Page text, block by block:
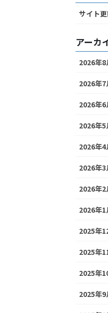
サイト
アーカ
2026年8
2026年7
2026年6
2026年5
2026年4
2026年3
2026年2
2026年1
2025年
2025年
2025年
2025年9